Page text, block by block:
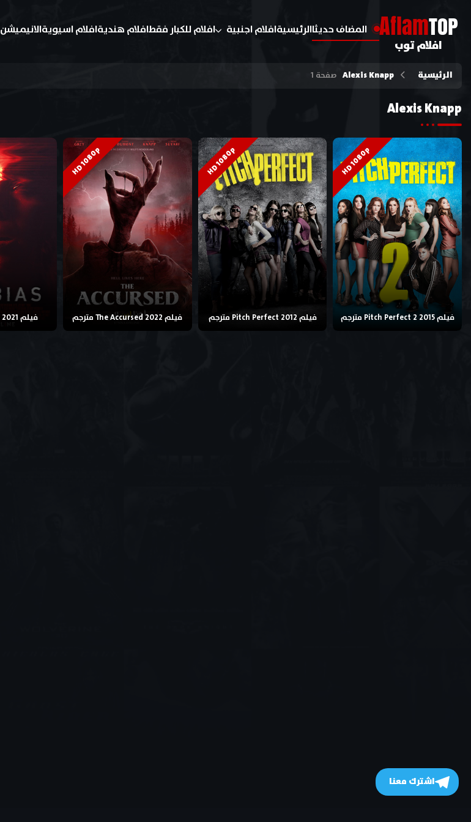
AflamTOP
افلام توب
المضاف حديثاالرئيسيةافلام اجنبية افلام للكبار فقطافلام هنديةافلام اسيويةالانيميشن
الرئيسية Alexis Knapp صفحة 1
Alexis Knapp
HD 1080p
فيلم Pitch Perfect 2 2015 مترجم
HD 1080p
فيلم Pitch Perfect 2012 مترجم
HD 1080p
فيلم The Accursed 2022 مترجم فيلم Phobias 2021 مترجم
اشترك معنا